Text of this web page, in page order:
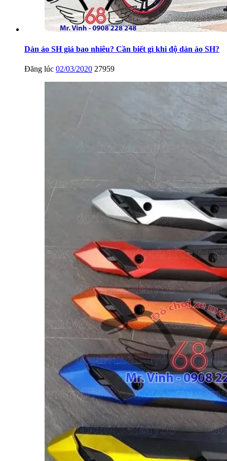
Dàn áo SH giá bao nhiêu? Cần biết gì khi độ dàn áo SH?
Đăng lúc 02/03/2020 27959